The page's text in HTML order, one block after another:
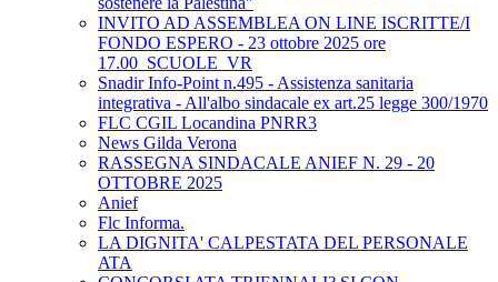
INVITO AD ASSEMBLEA ON LINE ISCRITTE/I
FONDO ESPERO - 23 ottobre 2025 ore
17.00_SCUOLE_VR
Snadir Info-Point n.495 - Assistenza sanitaria
integrativa - All'albo sindacale ex art.25 legge 300/1970
FLC CGIL Locandina PNRR3
News Gilda Verona
RASSEGNA SINDACALE ANIEF N. 29 - 20
OTTOBRE 2025
Anief
Flc Informa.
LA DIGNITA' CALPESTATA DEL PERSONALE
ATA